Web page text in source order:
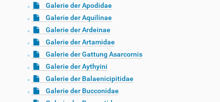
Galerie der Apodidae
Galerie der Aquilinae
Galerie der Ardeinae
Galerie der Artamidae
Galerie der Gattung Asarcornis
Galerie der Aythyini
Galerie der Balaenicipitidae
Galerie der Bucconidae